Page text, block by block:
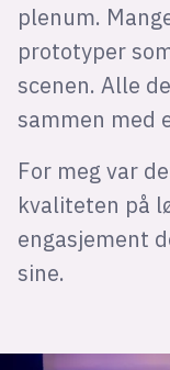
plenum.
prototyper
scenen. Alle
sammen med
For meg var
kvaliteten på
engasjement
sine.